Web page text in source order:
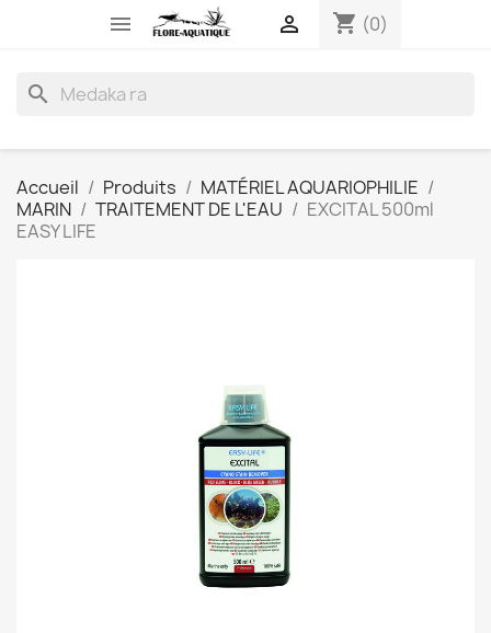
 shopping_cart (0)

search
Accueil Produits
MATÉRIEL AQUARIOPHILIE
MARIN
TRAITEMENT DE L'EAU
EXCITAL 500ml
EASY LIFE